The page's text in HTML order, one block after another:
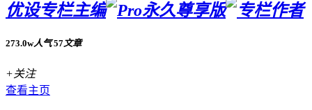
优设专栏主编
273.0w人气 57文章
+关注
查看主页